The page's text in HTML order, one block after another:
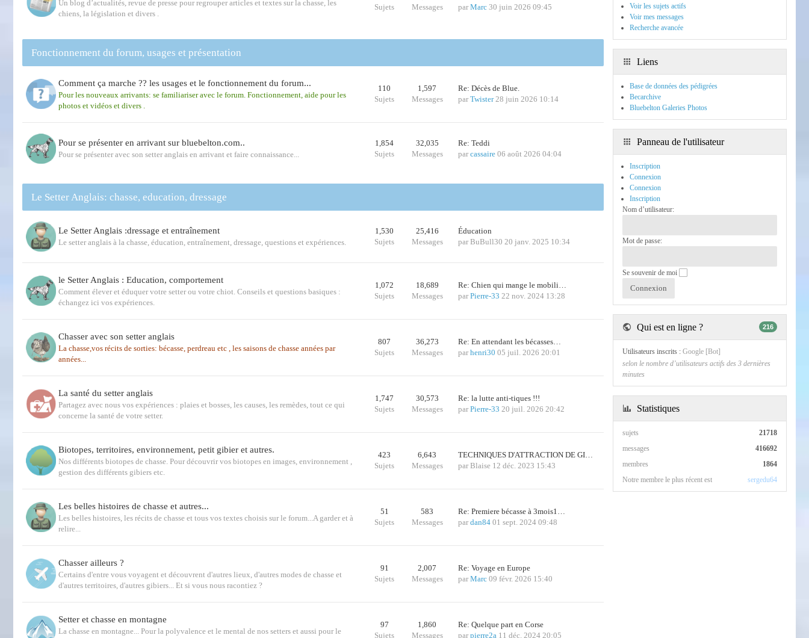
Un blog d’actualités, revue de presse pour regrouper articles et textes sur la chasse, les
chiens, la législation et divers .
Sujets
Messages
par Marc 30 juin 2026 09:45
Fonctionnement du forum, usages et présentation
Comment ça marche ?? les usages et le fonctionnement du forum...
Pour les nouveaux arrivants: se familiariser avec le forum. Fonctionnement, aide pour les
photos et vidéos et divers .
110
Sujets
1,597
Messages
Re: Décès de Blue.
par Twister 28 juin 2026 10:14
Pour se présenter en arrivant sur bluebelton.com..
Pour se présenter avec son setter anglais en arrivant et faire connaissance...
1,854
Sujets
32,035
Messages
Re: Teddi
par cassaire 06 août 2026 04:04
Le Setter Anglais: chasse, education, dressage
Le Setter Anglais :dressage et entraînement
Le setter anglais à la chasse, éducation, entraînement, dressage, questions et expériences.
1,530
Sujets
25,416
Messages
Éducation
par BuBull30 20 janv. 2025 10:34
le Setter Anglais : Education, comportement
Comment élever et éduquer votre setter ou votre chiot. Conseils et questions basiques :
échangez ici vos expériences.
1,072
Sujets
18,689
Messages
Re: Chien qui mange le mobili…
par Pierre-33 22 nov. 2024 13:28
Chasser avec son setter anglais
La chasse,vos récits de sorties: bécasse, perdreau etc , les saisons de chasse années par
années...
807
Sujets
36,273
Messages
Re: En attendant les bécasses…
par henri30 05 juil. 2026 20:01
La santé du setter anglais
Partagez avec nous vos expériences : plaies et bosses, les causes, les remèdes, tout ce qui
concerne la santé de votre setter.
1,747
Sujets
30,573
Messages
Re: la lutte anti-tiques !!!
par Pierre-33 20 juil. 2026 20:42
Biotopes, territoires, environnement, petit gibier et autres.
Nos différents biotopes de chasse. Pour découvrir vos biotopes en images, environnement ,
gestion des différents gibiers etc.
423
Sujets
6,643
Messages
TECHNIQUES D'ATTRACTION DE GI…
par Blaise 12 déc. 2023 15:43
Les belles histoires de chasse et autres...
Les belles histoires, les récits de chasse et tous vos textes choisis sur le forum...A garder et à
relire...
51
Sujets
583
Messages
Re: Premiere bécasse à 3mois1…
par dan84 01 sept. 2024 09:48
Chasser ailleurs ?
Certains d'entre vous voyagent et découvrent d'autres lieux, d'autres modes de chasse et
d'autres territoires, d'autres gibiers... Et si vous nous racontiez ?
91
Sujets
2,007
Messages
Re: Voyage en Europe
par Marc 09 févr. 2026 15:40
Setter et chasse en montagne
La chasse en montagne... Pour la polyvalence et le mental de nos setters et aussi pour le
97
Sujets
1,860
Messages
Re: Quelque part en Corse
par pierre2a 11 déc. 2024 20:05
Voir les sujets actifs
Voir mes messages
Recherche avancée
Liens
Base de données des pédigrées
Becarchive
Bluebelton Galeries Photos
Panneau de l'utilisateur
Inscription
Connexion
Connexion
Inscription
Nom d’utilisateur:
Mot de passe:
Se souvenir de moi
Qui est en ligne ? 216
Utilisateurs inscrits : Google [Bot]
selon le nombre d’utilisateurs actifs des 3 dernières
minutes
Statistiques
21718
sujets
416692
messages
1864
membres
Notre membre le plus récent est
sergedu64